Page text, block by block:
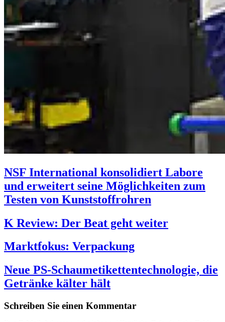
NSF International konsolidiert Labore
und erweitert seine Möglichkeiten zum
Testen von Kunststoffrohren
K Review: Der Beat geht weiter
Marktfokus: Verpackung
Neue PS-Schaumetikettentechnologie, die
Getränke kälter hält
Schreiben Sie einen Kommentar